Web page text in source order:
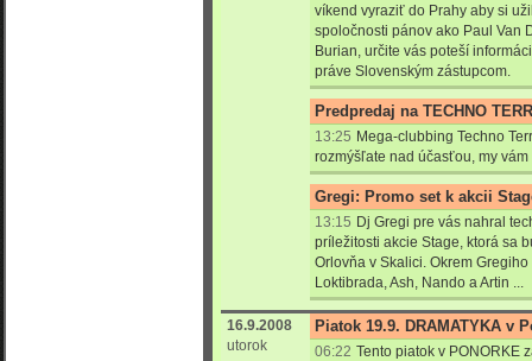
víkend vyraziť do Prahy aby si
spoločnosti pánov ako Paul Van
Burian, určite vás poteší
práve Slovenským zástupcom.
Predpredaj na TECHNO
13:25 Mega-clubbing Techno
rozmýšľate nad účasťou, my
Gregi: Promo set k akcii
13:15 Dj Gregi pre vás nahral
príležitosti akcie Stage, ktorá sa
Orlovňa v Skalici. Okrem
Loktibrada, Ash, Nando a Artin ...
16.9.2008
utorok
Piatok 19.9. DRAMATYKA v
06:22 Tento piatok v PONORKE